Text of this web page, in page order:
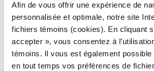
Afin de vous offrir une expérience de
personnalisée et optimale, notre site
fichiers témoins (cookies). En cliquant
accepter », vous consentez à
témoins. Il vous est également
en tout temps vos préférences de